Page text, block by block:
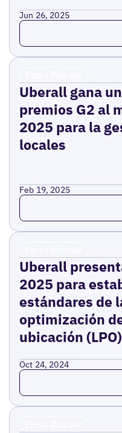
Jun 26, 2025
Read more
Uberall gana
premios G2 al
2025 para la
locales
Feb 19, 2025
Read more
Uberall
2025 para
estándares de
optimización
ubicación (LPO)
Oct 24, 2024
Read more